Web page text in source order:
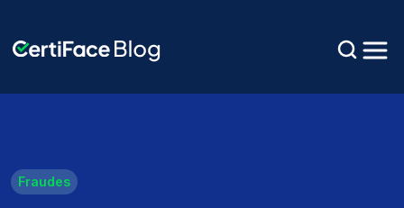
Fraudes